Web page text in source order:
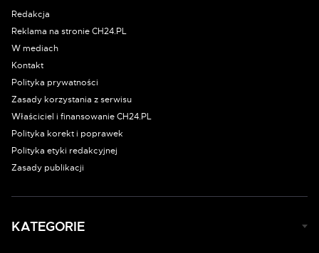
Redakcja
Reklama na stronie CH24.PL
W mediach
Kontakt
Polityka prywatności
Zasady korzystania z serwisu
Właściciel i finansowanie CH24.PL
Polityka korekt i poprawek
Polityka etyki redakcyjnej
Zasady publikacji
KATEGORIE